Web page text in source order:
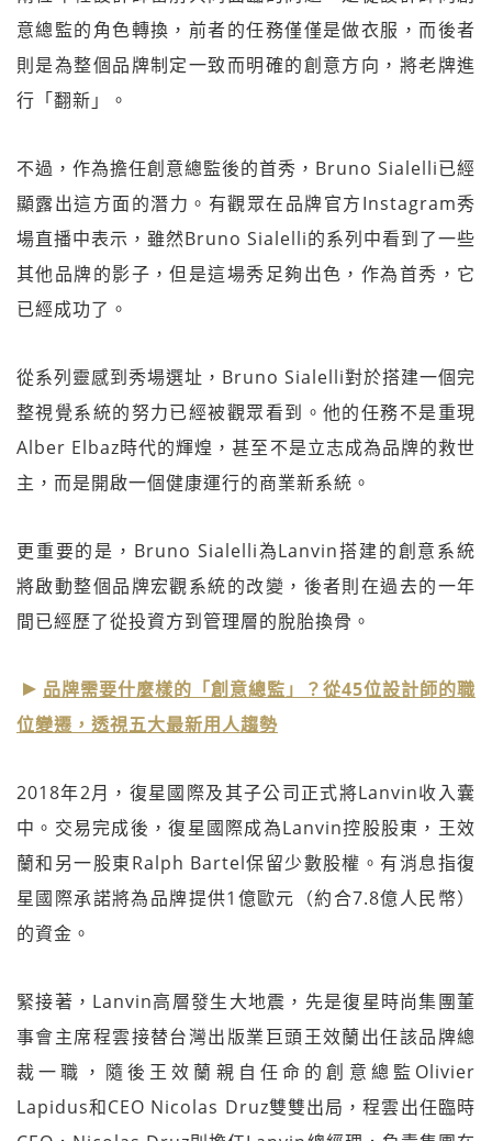
意總監的角色轉換，前者的任務僅僅是做衣服，而後者
則是為整個品牌制定一致而明確的創意方向，將老牌進
行「翻新」。
不過，作為擔任創意總監後的首秀，Bruno Sialelli已經
顯露出這方面的潛力。有觀眾在品牌官方Instagram秀
場直播中表示，雖然Bruno Sialelli的系列中看到了一些
其他品牌的影子，但是這場秀足夠出色，作為首秀，它
已經成功了。
從系列靈感到秀場選址，Bruno Sialelli對於搭建一個完
整視覺系統的努力已經被觀眾看到。他的任務不是重現
Alber Elbaz時代的輝煌，甚至不是立志成為品牌的救世
主，而是開啟一個健康運行的商業新系統。
更重要的是，Bruno Sialelli為Lanvin搭建的創意系統
將啟動整個品牌宏觀系統的改變，後者則在過去的一年
間已經歷了從投資方到管理層的脫胎換骨。
品牌需要什麼樣的「創意總監」？從45位設計師的職
位變遷，透視五大最新用人趨勢
2018年2月，復星國際及其子公司正式將Lanvin收入囊
中。交易完成後，復星國際成為Lanvin控股股東，王效
蘭和另一股東Ralph Bartel保留少數股權。有消息指復
星國際承諾將為品牌提供1億歐元（約合7.8億人民幣）
的資金。
緊接著，Lanvin高層發生大地震，先是復星時尚集團董
事會主席程雲接替台灣出版業巨頭王效蘭出任該品牌總
裁一職，隨後王效蘭親自任命的創意總監Olivier
Lapidus和CEO Nicolas Druz雙雙出局，程雲出任臨時